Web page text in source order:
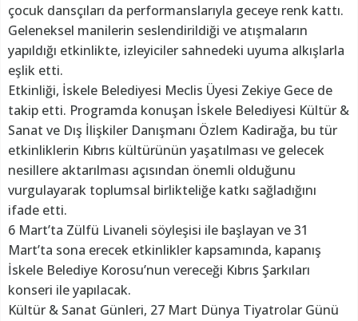
çocuk dansçıları da performanslarıyla geceye renk kattı.
Geleneksel manilerin seslendirildiği ve atışmaların
yapıldığı etkinlikte, izleyiciler sahnedeki uyuma alkışlarla
eşlik etti.
Etkinliği, İskele Belediyesi Meclis Üyesi Zekiye Gece de
takip etti. Programda konuşan İskele Belediyesi Kültür &
Sanat ve Dış İlişkiler Danışmanı Özlem Kadirağa, bu tür
etkinliklerin Kıbrıs kültürünün yaşatılması ve gelecek
nesillere aktarılması açısından önemli olduğunu
vurgulayarak toplumsal birlikteliğe katkı sağladığını
ifade etti.
6 Mart’ta Zülfü Livaneli söyleşisi ile başlayan ve 31
Mart’ta sona erecek etkinlikler kapsamında, kapanış
İskele Belediye Korosu’nun vereceği Kıbrıs Şarkıları
konseri ile yapılacak.
Kültür & Sanat Günleri, 27 Mart Dünya Tiyatrolar Günü